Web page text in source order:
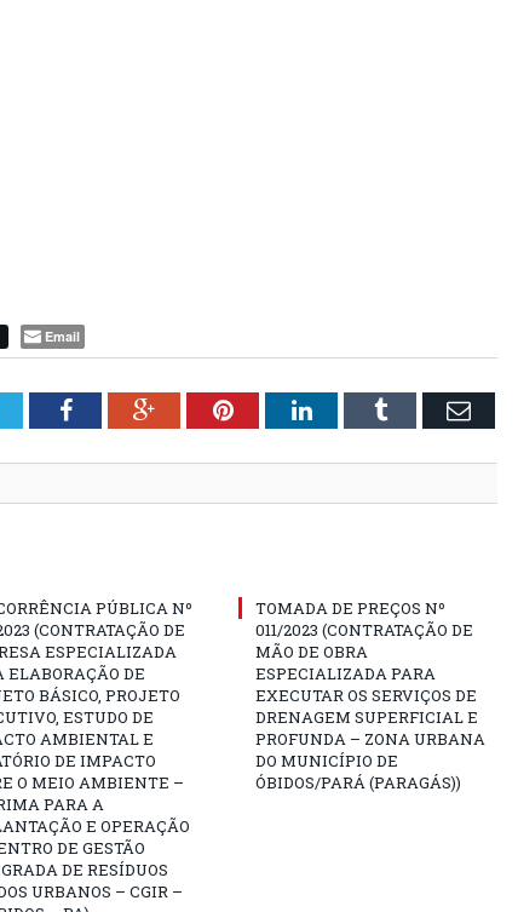
Email
FacebookGoogle+PinterestLinkedInTumblr Email
PÚBLICA Nº
(CONTRATAÇÃO DE
ESPECIALIZADA
ELABORAÇÃO DE
BÁSICO, PROJETO
ESTUDO DE
AMBIENTAL E
DE IMPACTO
O MEIO AMBIENTE –
PARA A
E OPERAÇÃO
DE GESTÃO
DE RESÍDUOS
URBANOS – CGIR –
TOMADA DE PREÇOS Nº
011/2023 (CONTRATAÇÃO DE
MÃO DE OBRA
ESPECIALIZADA PARA
EXECUTAR OS SERVIÇOS DE
DRENAGEM SUPERFICIAL E
PROFUNDA – ZONA URBANA
DO MUNICÍPIO DE
ÓBIDOS/PARÁ (PARAGÁS))